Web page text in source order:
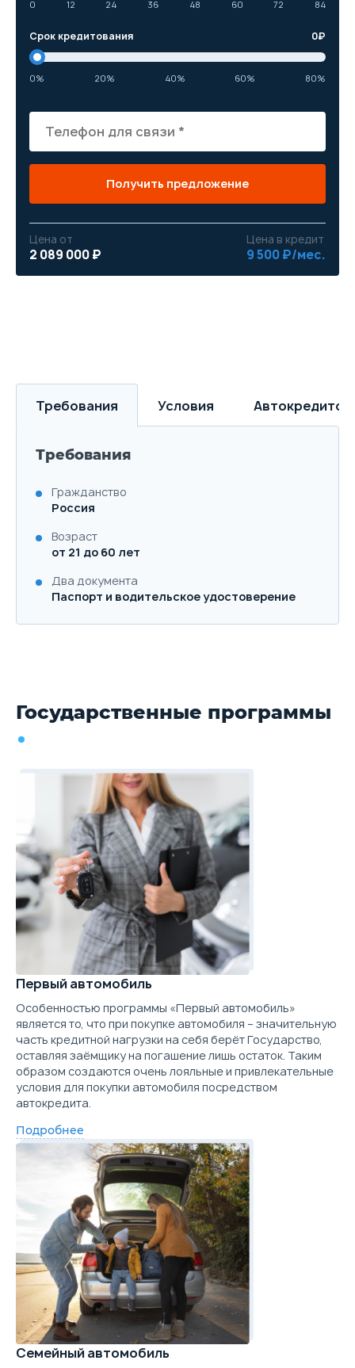
0 12 24 36 48 60 72 84
Срок кредитования 0₽
0% 20% 40% 60% 80%
Получить предложение
Цена от
2 089 000 ₽
Цена в кредит
9 500 ₽/мес.
Требования Условия
Требования
Гражданство
Россия
Возраст
от 21 до 60 лет
Два документа
Паспорт и водительское удостоверение
Государственные программы
Первый автомобиль
Особенностью программы «Первый автомобиль»
является то, что при покупке автомобиля – значительную
часть кредитной нагрузки на себя берёт Государство,
оставляя заёмщику на погашение лишь остаток. Таким
образом создаются очень лояльные и привлекательные
условия для покупки автомобиля посредством
автокредита.
Подробнее
Семейный автомобиль